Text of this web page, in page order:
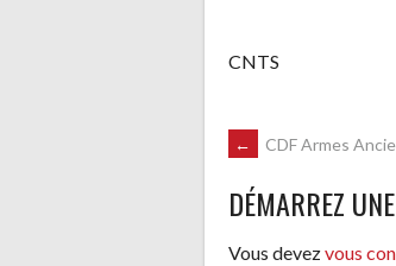
CNTS
DES
← CDF Armes
DÉMARREZ
Vous devezvous